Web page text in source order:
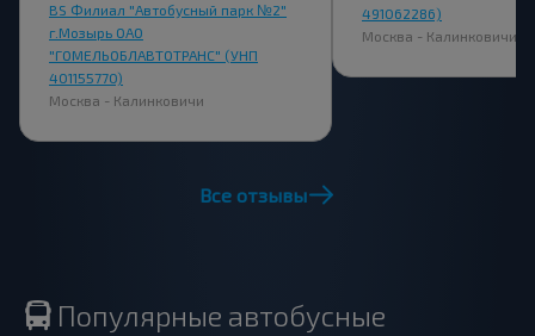
BS Филиал "Автобусный парк №2"
г.Мозырь ОАО
"ГОМЕЛЬОБЛАВТОТРАНС" (УНП
401155770)
Москва - Калинковичи
491062286)
Москва - Калинковичи
Все отзывы
Популярные автобусные